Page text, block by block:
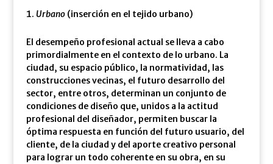
Urbano(inserción en el tejido urbano)
El desempeño profesional actual se lleva a cabo
primordialmente en el contexto de lo urbano. La
ciudad, su espacio público, la normatividad, las
construcciones vecinas, el futuro desarrollo del
sector, entre otros, determinan un conjunto de
condiciones de diseño que, unidos a la actitud
profesional del diseñador, permiten buscar la
óptima respuesta en función del futuro usuario, del
cliente, de la ciudad y del aporte creativo personal
para lograr un todo coherente en su obra, en su